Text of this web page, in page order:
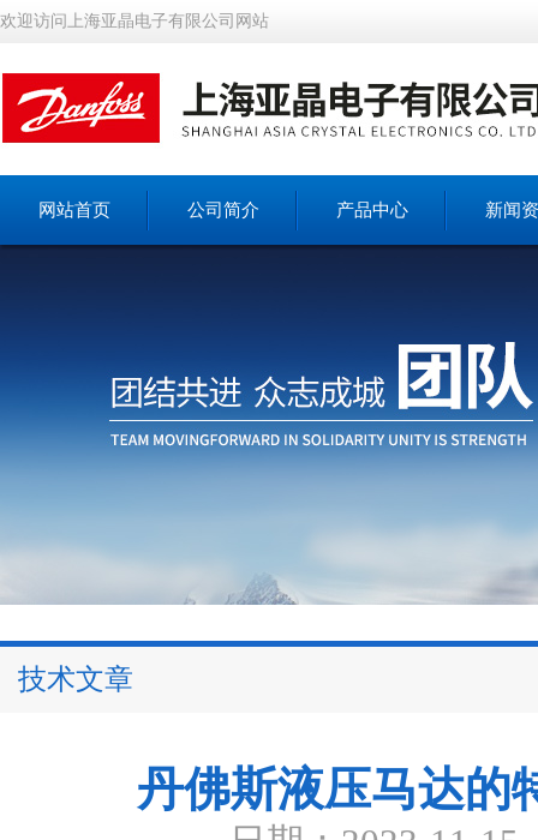
欢迎访问上海亚晶电子有限公司网站
网站首页 公司简介 产品中心 新闻
技术文章
丹佛斯液压马达的